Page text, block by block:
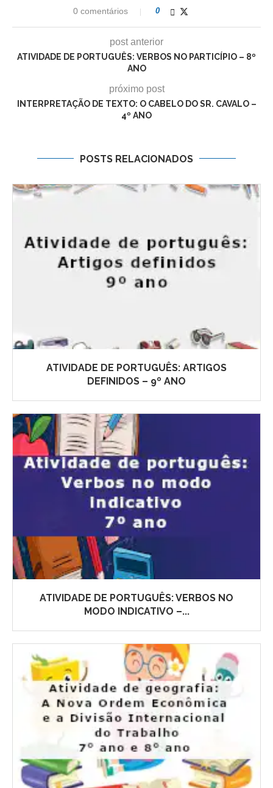
0 comentários 0
post anterior
ATIVIDADE DE PORTUGUÊS: VERBOS NO PARTICÍPIO – 8º
ANO
próximo post
INTERPRETAÇÃO DE TEXTO: O CABELO DO SR. CAVALO –
4º ANO
POSTS RELACIONADOS
ATIVIDADE DE PORTUGUÊS: ARTIGOS
DEFINIDOS – 9º ANO
ATIVIDADE DE PORTUGUÊS: VERBOS NO
MODO INDICATIVO –...